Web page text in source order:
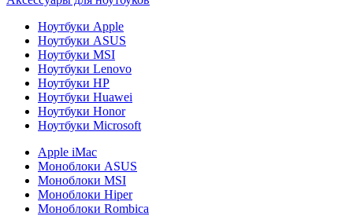
Ноутбуки Apple
Ноутбуки ASUS
Ноутбуки MSI
Ноутбуки Lenovo
Ноутбуки HP
Ноутбуки Huawei
Ноутбуки Honor
Ноутбуки Microsoft
Apple iMac
Моноблоки ASUS
Моноблоки MSI
Моноблоки Hiper
Моноблоки Rombica